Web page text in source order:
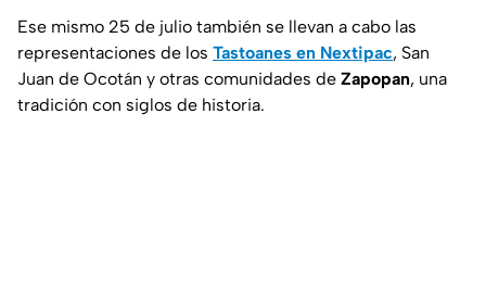
Ese mismo 25 de julio también se llevan a cabo las
representaciones de los Tastoanes en Nextipac, San
Juan de Ocotán y otras comunidades de Zapopan, una
tradición con siglos de historia.